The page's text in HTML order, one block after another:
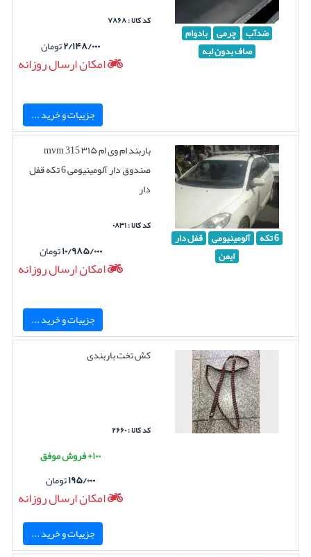
ضدآب چرمی بادوام
صاف بدون لبه
کد کالا : ۷۸۶۸
۲/۱۴۸/۰۰۰تومان
امکان ارسال روزانه
جزییات و خرید ...
6 تکه آلومینیومی قفل دار
ایمن
باربند ام وی ام ۳۱۵ mvm 315
صندوق دار آلومینیومی 6 تکه قفل
دار
کد کالا : ۰۸۳۱
۱۰/۹۸۵/۰۰۰تومان
امکان ارسال روزانه
جزییات و خرید ...
کش تخت باربندی
کد کالا : ۲۶۶۰
۱۰۰+ فروش موفق
۱۹۵/۰۰۰تومان
امکان ارسال روزانه
جزییات و خرید ...